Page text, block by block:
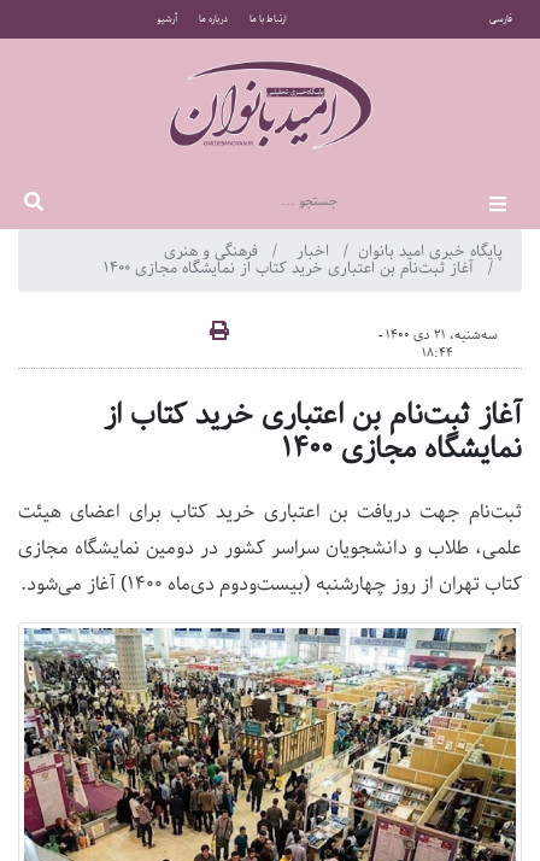
فارسی ارتباط با ما درباره ما آرشیو
پایگاه خبری امید بانوان اخبار فرهنگی و هنری
آغاز ثبت‌نام بن اعتباری خرید کتاب از نمایشگاه مجازی ۱۴۰۰
سه‌شنبه، 21 دی 1400 -
18:44
آغاز ثبت‌نام بن اعتباری خرید کتاب از
نمایشگاه مجازی ۱۴۰۰
ثبت‌نام جهت دریافت بن اعتباری خرید کتاب برای اعضای هیئت
علمی، طلاب و دانشجویان سراسر کشور در دومین نمایشگاه مجازی
کتاب تهران از روز چهارشنبه (بیست‌ودوم دی‌ماه ۱۴۰۰) آغاز می‌شود.